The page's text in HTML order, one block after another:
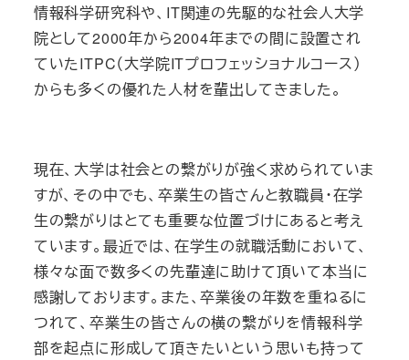
情報科学研究科や、IT関連の先駆的な社会人大学
院として2000年から2004年までの間に設置され
ていたITPC（大学院ITプロフェッショナルコース）
からも多くの優れた人材を輩出してきました。
現在、大学は社会との繋がりが強く求められていま
すが、その中でも、卒業生の皆さんと教職員・在学
生の繋がりはとても重要な位置づけにあると考え
ています。最近では、在学生の就職活動において、
様々な面で数多くの先輩達に助けて頂いて本当に
感謝しております。また、卒業後の年数を重ねるに
つれて、卒業生の皆さんの横の繋がりを情報科学
部を起点に形成して頂きたいという思いも持って